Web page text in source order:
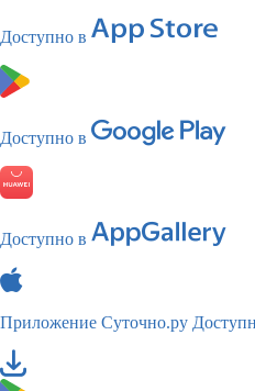
Доступно в
Доступно в
Доступно в
Приложение Суточно.ру